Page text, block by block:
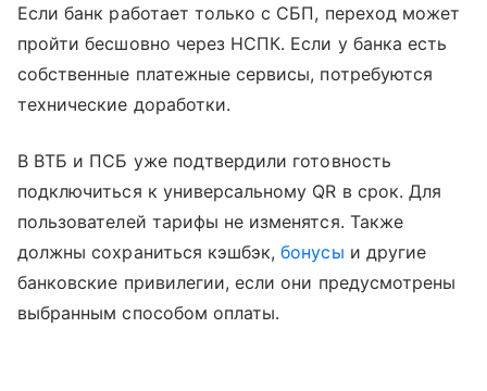
Если банк работает только с СБП, переход может
пройти бесшовно через НСПК. Если у банка есть
собственные платежные сервисы, потребуются
технические доработки.
В ВТБ и ПСБ уже подтвердили готовность
подключиться к универсальному QR в срок. Для
пользователей тарифы не изменятся. Также
должны сохраниться кэшбэк,бонусы и другие
банковские привилегии, если они предусмотрены
выбранным способом оплаты.